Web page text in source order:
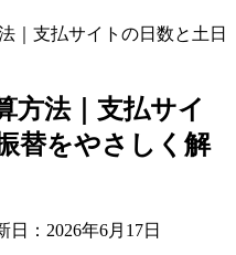
｜支払サイトの日数と土日
方法｜支払サイ
替をやさしく解
日：2026年6月17日